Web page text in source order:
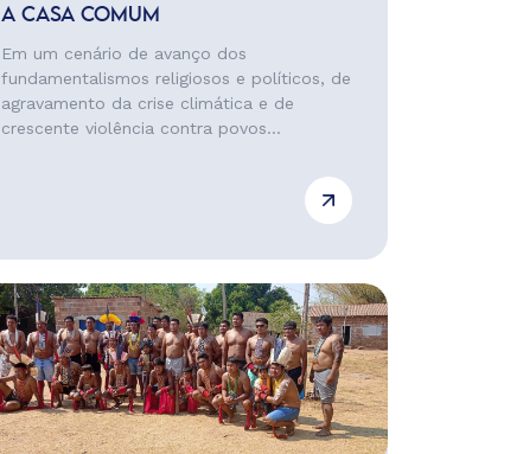
A CASA COMUM
Em um cenário de avanço dos
fundamentalismos religiosos e políticos, de
agravamento da crise climática e de
crescente violência contra povos...